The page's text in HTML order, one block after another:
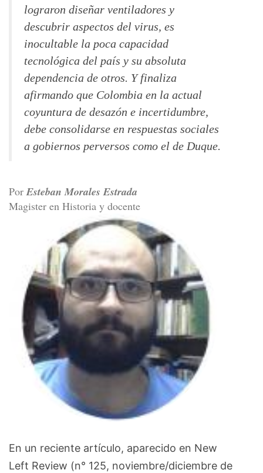
lograron diseñar ventiladores y
descubrir aspectos del virus, es
inocultable la poca capacidad
tecnológica del país y su absoluta
dependencia de otros. Y finaliza
afirmando que Colombia en la actual
coyuntura de desazón e incertidumbre,
debe consolidarse en respuestas sociales
a gobiernos perversos como el de Duque.
Por Esteban Morales Estrada
Magister en Historia y docente
En un reciente artículo, aparecido en New
Left Review (n° 125, noviembre/diciembre de